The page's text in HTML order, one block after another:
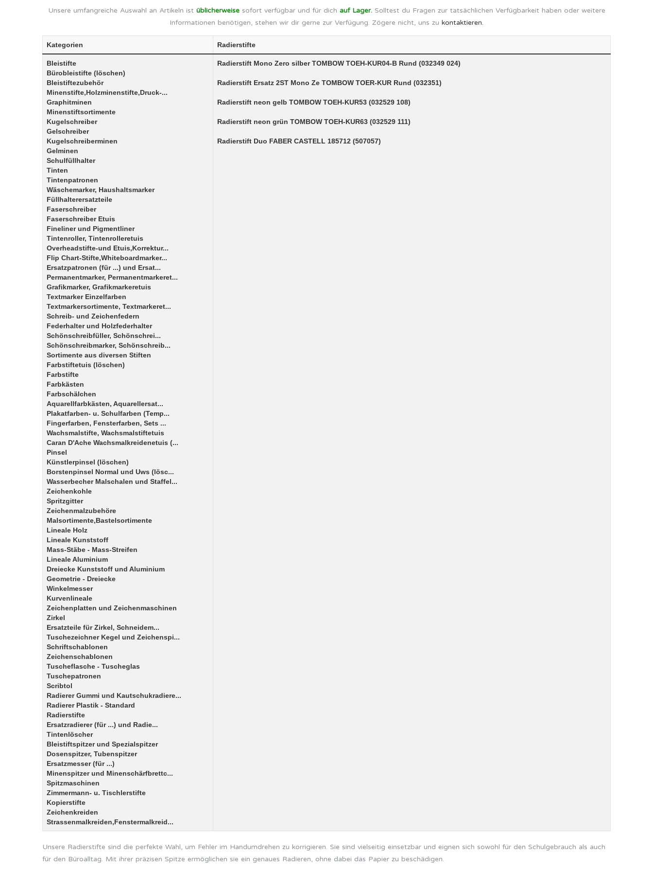
Unsere umfangreiche Auswahl an Artikeln ist üblicherweisesofort verfügbar und für dich auf Lager.Solltest du Fragen zur tatsächlichen Verfügbarkeit haben oder weitere
Informationen benötigen, stehen wir dir gerne zur Verfügung. Zögere nicht, uns zu kontaktieren.
Kategorien Radierstifte
Bleistifte
Bürobleistifte (löschen)
Bleistiftezubehör
Minenstifte,Holzminenstifte,Druck-...
Graphitminen
Minenstiftsortimente
Kugelschreiber
Gelschreiber
Kugelschreiberminen
Gelminen
Schulfüllhalter
Tinten
Tintenpatronen
Wäschemarker, Haushaltsmarker
Füllhalterersatzteile
Faserschreiber
Faserschreiber Etuis
Fineliner und Pigmentliner
Tintenroller, Tintenrolleretuis
Overheadstifte-und Etuis,Korrektur...
Flip Chart-Stifte,Whiteboardmarker...
Ersatzpatronen (für ...) und Ersat...
Permanentmarker, Permanentmarkeret...
Grafikmarker, Grafikmarkeretuis
Textmarker Einzelfarben
Textmarkersortimente, Textmarkeret...
Schreib- und Zeichenfedern
Federhalter und Holzfederhalter
Schönschreibfüller, Schönschrei...
Schönschreibmarker, Schönschreib...
Sortimente aus diversen Stiften
Farbstiftetuis (löschen)
Farbstifte
Farbkästen
Farbschälchen
Aquarellfarbkästen, Aquarellersat...
Plakatfarben- u. Schulfarben (Temp...
Fingerfarben, Fensterfarben, Sets ...
Wachsmalstifte, Wachsmalstiftetuis
Caran D'Ache Wachsmalkreidenetuis (...
Pinsel
Künstlerpinsel (löschen)
Borstenpinsel Normal und Uws (lösc...
Wasserbecher Malschalen und Staffel...
Zeichenkohle
Spritzgitter
Zeichenmalzubehöre
Malsortimente,Bastelsortimente
Lineale Holz
Lineale Kunststoff
Mass-Stäbe - Mass-Streifen
Lineale Aluminium
Dreiecke Kunststoff und Aluminium
Geometrie - Dreiecke
Winkelmesser
Kurvenlineale
Zeichenplatten und Zeichenmaschinen
Zirkel
Ersatzteile für Zirkel, Schneidem...
Tuschezeichner Kegel und Zeichenspi...
Schriftschablonen
Zeichenschablonen
Tuscheflasche - Tuscheglas
Tuschepatronen
Scribtol
Radierer Gummi und Kautschukradiere...
Radierer Plastik - Standard
Radierstifte
Ersatzradierer (für ...) und Radie...
Tintenlöscher
Bleistiftspitzer und Spezialspitzer
Dosenspitzer, Tubenspitzer
Ersatzmesser (für ...)
Minenspitzer und Minenschärfbrettc...
Spitzmaschinen
Zimmermann- u. Tischlerstifte
Kopierstifte
Zeichenkreiden
Strassenmalkreiden,Fenstermalkreid...
Radierstift Mono Zero silber TOMBOW TOEH-KUR04-B Rund (032349 024)
Radierstift Ersatz 2ST Mono Ze TOMBOW TOER-KUR Rund (032351)
Radierstift neon gelb TOMBOW TOEH-KUR53 (032529 108)
Radierstift neon grün TOMBOW TOEH-KUR63 (032529 111)
Radierstift Duo FABER CASTELL 185712 (507057)
Unsere Radierstifte sind die perfekte Wahl, um Fehler im Handumdrehen zu korrigieren. Sie sind vielseitig einsetzbar und eignen sich sowohl für den Schulgebrauch als auch
für den Büroalltag. Mit ihrer präzisen Spitze ermöglichen sie ein genaues Radieren, ohne dabei das Papier zu beschädigen.